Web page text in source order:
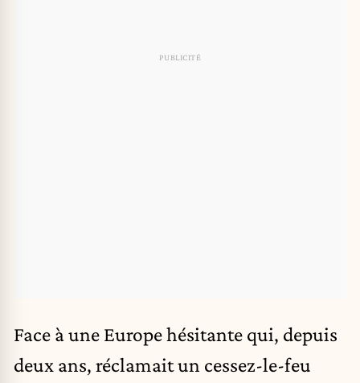
Face à une Europe hésitante qui, depuis
deux ans, réclamait un cessez-le-feu